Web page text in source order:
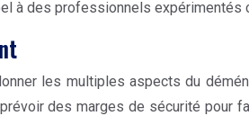
à des professionnels expérimentés
les multiples aspects du
des marges de sécurité